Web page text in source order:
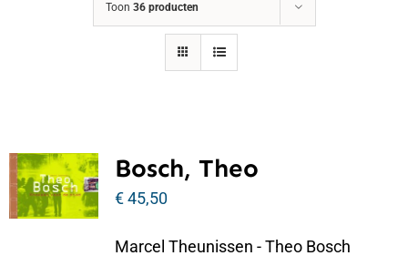
Toon 36 producten
Bosch, Theo
€45,50
Marcel Theunissen - Theo Bosch